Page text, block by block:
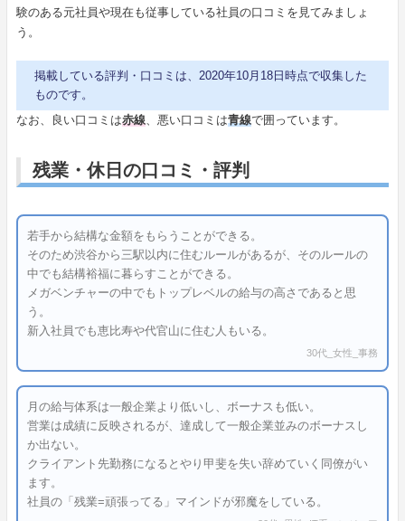
験のある元社員や現在も従事している社員の口コミを見てみましょ
う。
掲載している評判・口コミは、2020年10月18日時点で収集した
ものです。
なお、良い口コミは赤線、悪い口コミは青線で囲っています。
残業・休日の口コミ・評判
若手から結構な金額をもらうことができる。
そのため渋谷から三駅以内に住むルールがあるが、そのルールの
中でも結構裕福に暮らすことができる。
メガベンチャーの中でもトップレベルの給与の高さであると思
う。
新入社員でも恵比寿や代官山に住む人もいる。
30代_女性_事務
月の給与体系は一般企業より低いし、ボーナスも低い。
営業は成績に反映されるが、達成して一般企業並みのボーナスし
か出ない。
クライアント先勤務になるとやり甲斐を失い辞めていく同僚がい
ます。
社員の「残業=頑張ってる」マインドが邪魔をしている。